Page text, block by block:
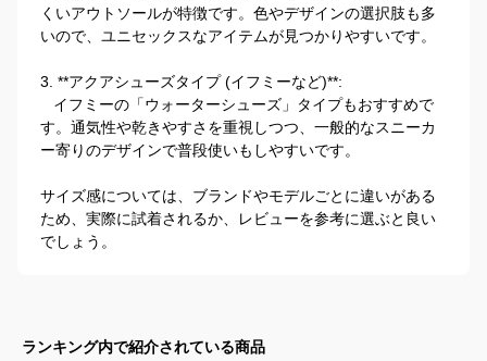
くいアウトソールが特徴です。色やデザインの選択肢も多
いので、ユニセックスなアイテムが見つかりやすいです。
3. **アクアシューズタイプ (イフミーなど)**:
す。通気性や乾きやすさを重視しつつ、一般的なスニーカ
ー寄りのデザインで普段使いもしやすいです。
サイズ感については、ブランドやモデルごとに違いがある
ため、実際に試着されるか、レビューを参考に選ぶと良い
でしょう。
ランキング内で紹介されている商品